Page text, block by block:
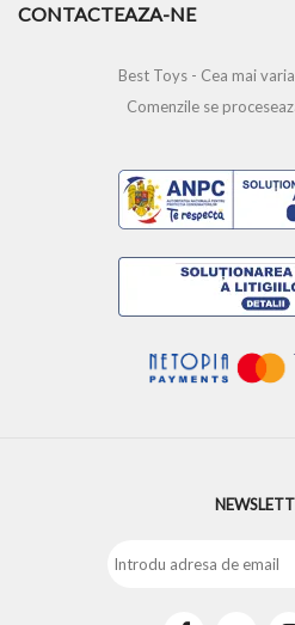
CONTACTEAZA-NE
Best Toys - Cea mai
Comenzile se